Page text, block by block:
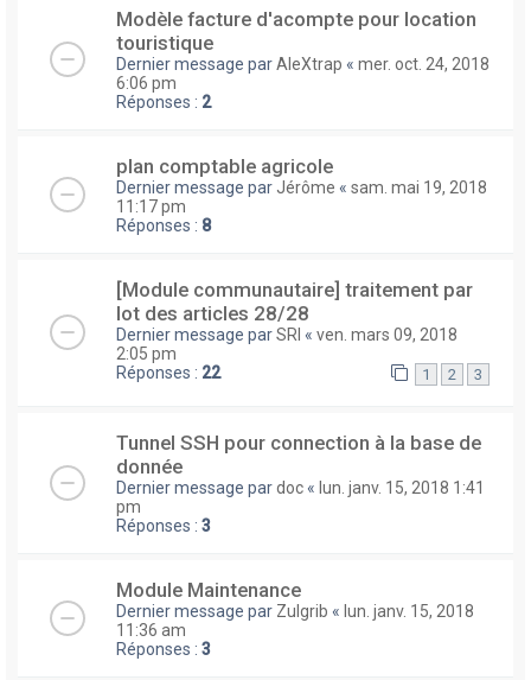
Modèle facture d'acompte pour location
touristique
Dernier message parAleXtrap « mer. oct. 24, 2018
6:06 pm
Réponses : 2
plan comptable agricole
Dernier message par Jérôme « sam. mai 19, 2018
11:17 pm
Réponses : 8
[Module communautaire] traitement par
lot des articles 28/28
Dernier message parSRI « ven. mars 09, 2018
2:05 pm
Réponses : 22 1 2 3
Tunnel SSH pour connection à la base de
donnée
Dernier message pardoc « lun. janv. 15, 2018 1:41
pm
Réponses : 3
Module Maintenance
Dernier message par Zulgrib « lun. janv. 15, 2018
11:36 am
Réponses : 3